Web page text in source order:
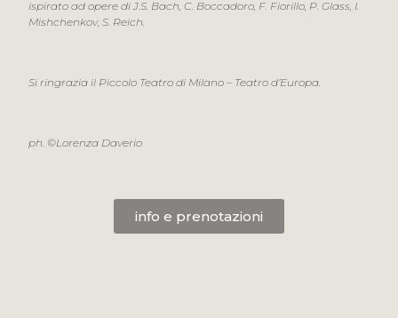
ispirato ad opere di J.S. Bach, C. Boccadoro, F. Fiorillo, P. Glass, I.
Mishchenkov, S. Reich.
Si ringrazia il Piccolo Teatro di Milano – Teatro d’Europa.
ph. ©Lorenza Daverio
info e prenotazioni